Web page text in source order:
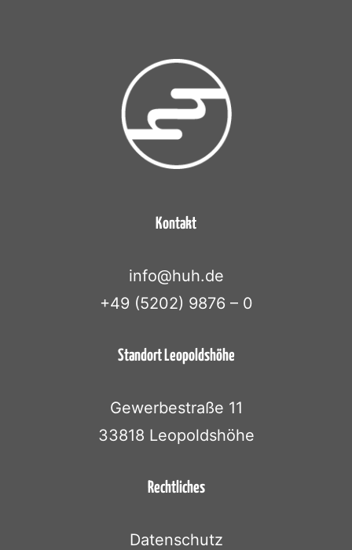
Kontakt
info@huh.de
+49 (5202) 9876 – 0
Standort Leopoldshöhe
Gewerbestraße 11
33818 Leopoldshöhe
Rechtliches
Datenschutz